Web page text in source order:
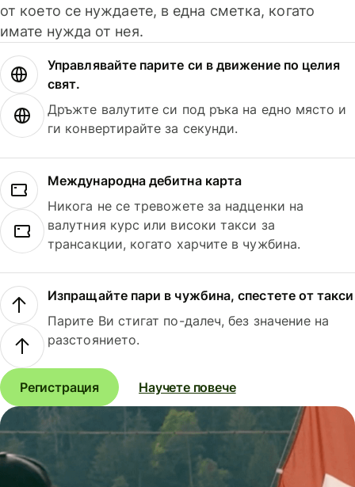
от което се нуждаете, в една сметка, когато
имате нужда от нея.
Управлявайте парите си в движение по целия
свят.
Дръжте валутите си под ръка на едно място и
ги конвертирайте за секунди.
Международна дебитна карта
Никога не се тревожете за надценки на
валутния курс или високи такси за
трансакции, когато харчите в чужбина.
Изпращайте пари в чужбина, спестете от такси
Парите Ви стигат по-далеч, без значение на
разстоянието.
Регистрация Научете повече